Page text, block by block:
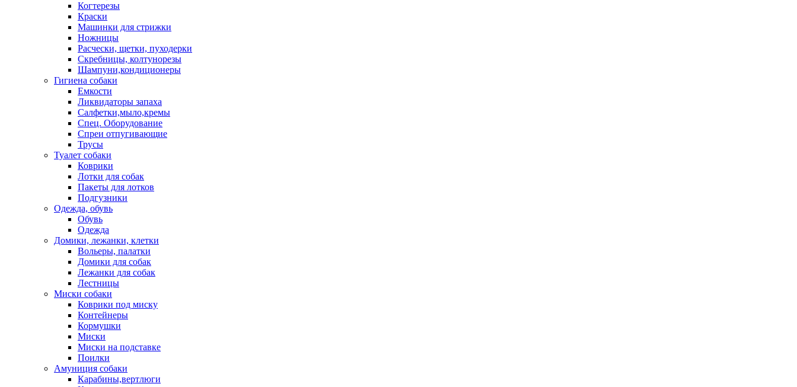
Когтерезы
Краски
Машинки для стрижки
Ножницы
Расчески, щетки, пуходерки
Скребницы, колтунорезы
Шампуни,кондиционеры
Гигиена собаки
Емкости
Ликвидаторы запаха
Салфетки,мыло,кремы
Спец. Оборудование
Спреи отпугивающие
Трусы
Туалет собаки
Коврики
Лотки для собак
Пакеты для лотков
Подгузники
Одежда, обувь
Обувь
Одежда
Домики, лежанки, клетки
Вольеры, палатки
Домики для собак
Лежанки для собак
Лестницы
Миски собаки
Коврики под миску
Контейнеры
Кормушки
Миски
Миски на подставке
Поилки
Амуниция собаки
Карабины,вертлюги